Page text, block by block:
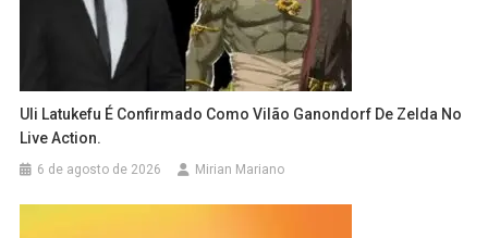
Uli Latukefu É Confirmado Como Vilão Ganondorf De Zelda No
Live Action.
6 de agosto de 2026 Mirian Mariano